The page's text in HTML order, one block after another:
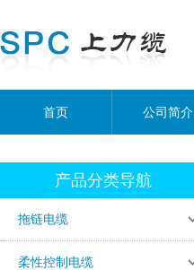
首页 公司简介
产品分类导航
拖链电缆
柔性控制电缆